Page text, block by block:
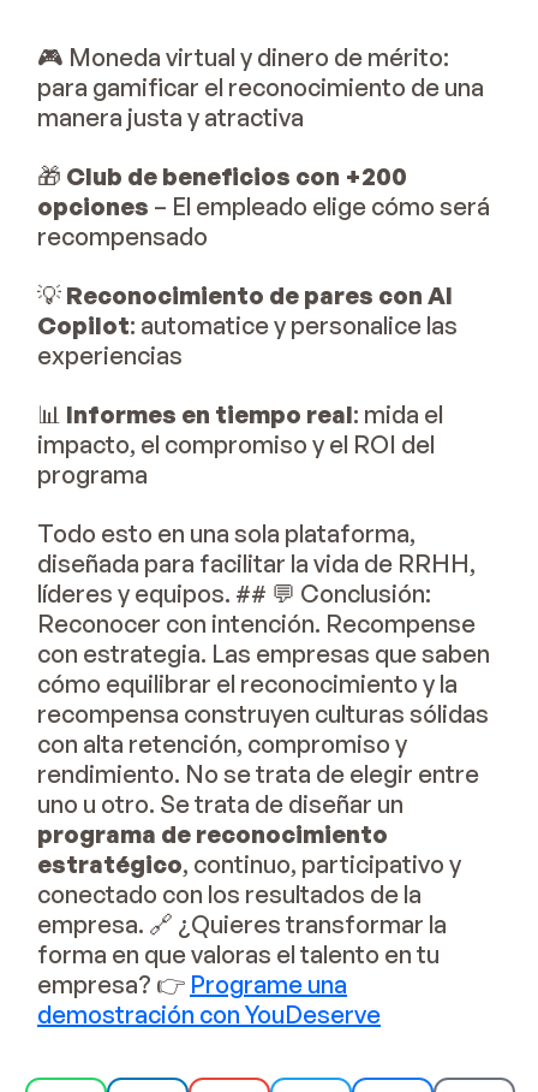
🎮 Moneda virtual y dinero de mérito:
para gamificar el reconocimiento de una
manera justa y atractiva
🎁 Club de beneficios con +200
opciones – El empleado elige cómo será
recompensado
💡 Reconocimiento de pares con AI
Copilot: automatice y personalice las
experiencias
📊 Informes en tiempo real: mida el
impacto, el compromiso y el ROI del
programa
Todo esto en una sola plataforma,
diseñada para facilitar la vida de RRHH,
líderes y equipos. ## 💬 Conclusión:
Reconocer con intención. Recompense
con estrategia. Las empresas que saben
cómo equilibrar el reconocimiento y la
recompensa construyen culturas sólidas
con alta retención, compromiso y
rendimiento. No se trata de elegir entre
uno u otro. Se trata de diseñar un
programa de reconocimiento
estratégico, continuo, participativo y
conectado con los resultados de la
empresa. 🔗 ¿Quieres transformar la
forma en que valoras el talento en tu
empresa? 👉 Programe una
demostración con YouDeserve